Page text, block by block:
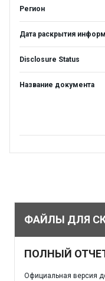
Регион
Дата раскрытия
Disclosure Status
Название документа
ФАЙЛЫ ДЛЯ
ПОЛНЫЙ
Официальная версия